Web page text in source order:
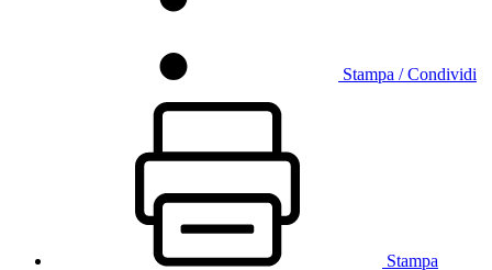
Stampa / Condividi
Stampa